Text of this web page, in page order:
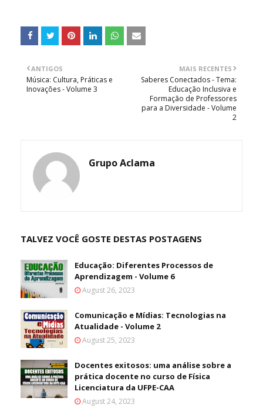
MAIS RECENTES
Saberes Conectados - Tema:
Educação Inclusiva e
Formação de Professores
para a Diversidade - Volume
2
ANTIGOS
Música: Cultura, Práticas e
Inovações - Volume 3
Grupo Aclama
TALVEZ VOCÊ GOSTE DESTAS POSTAGENS
Educação: Diferentes Processos de
Aprendizagem - Volume 6
August 26, 2023
Comunicação e Mídias: Tecnologias na
Atualidade - Volume 2
August 25, 2023
Docentes exitosos: uma análise sobre a
prática docente no curso de Física
Licenciatura da UFPE-CAA
August 24, 2023